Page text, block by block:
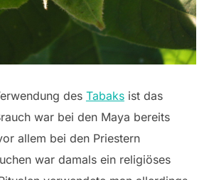
des Tabaksist das
war bei den Maya bereits
allem bei den Priestern
war damals ein religiöses